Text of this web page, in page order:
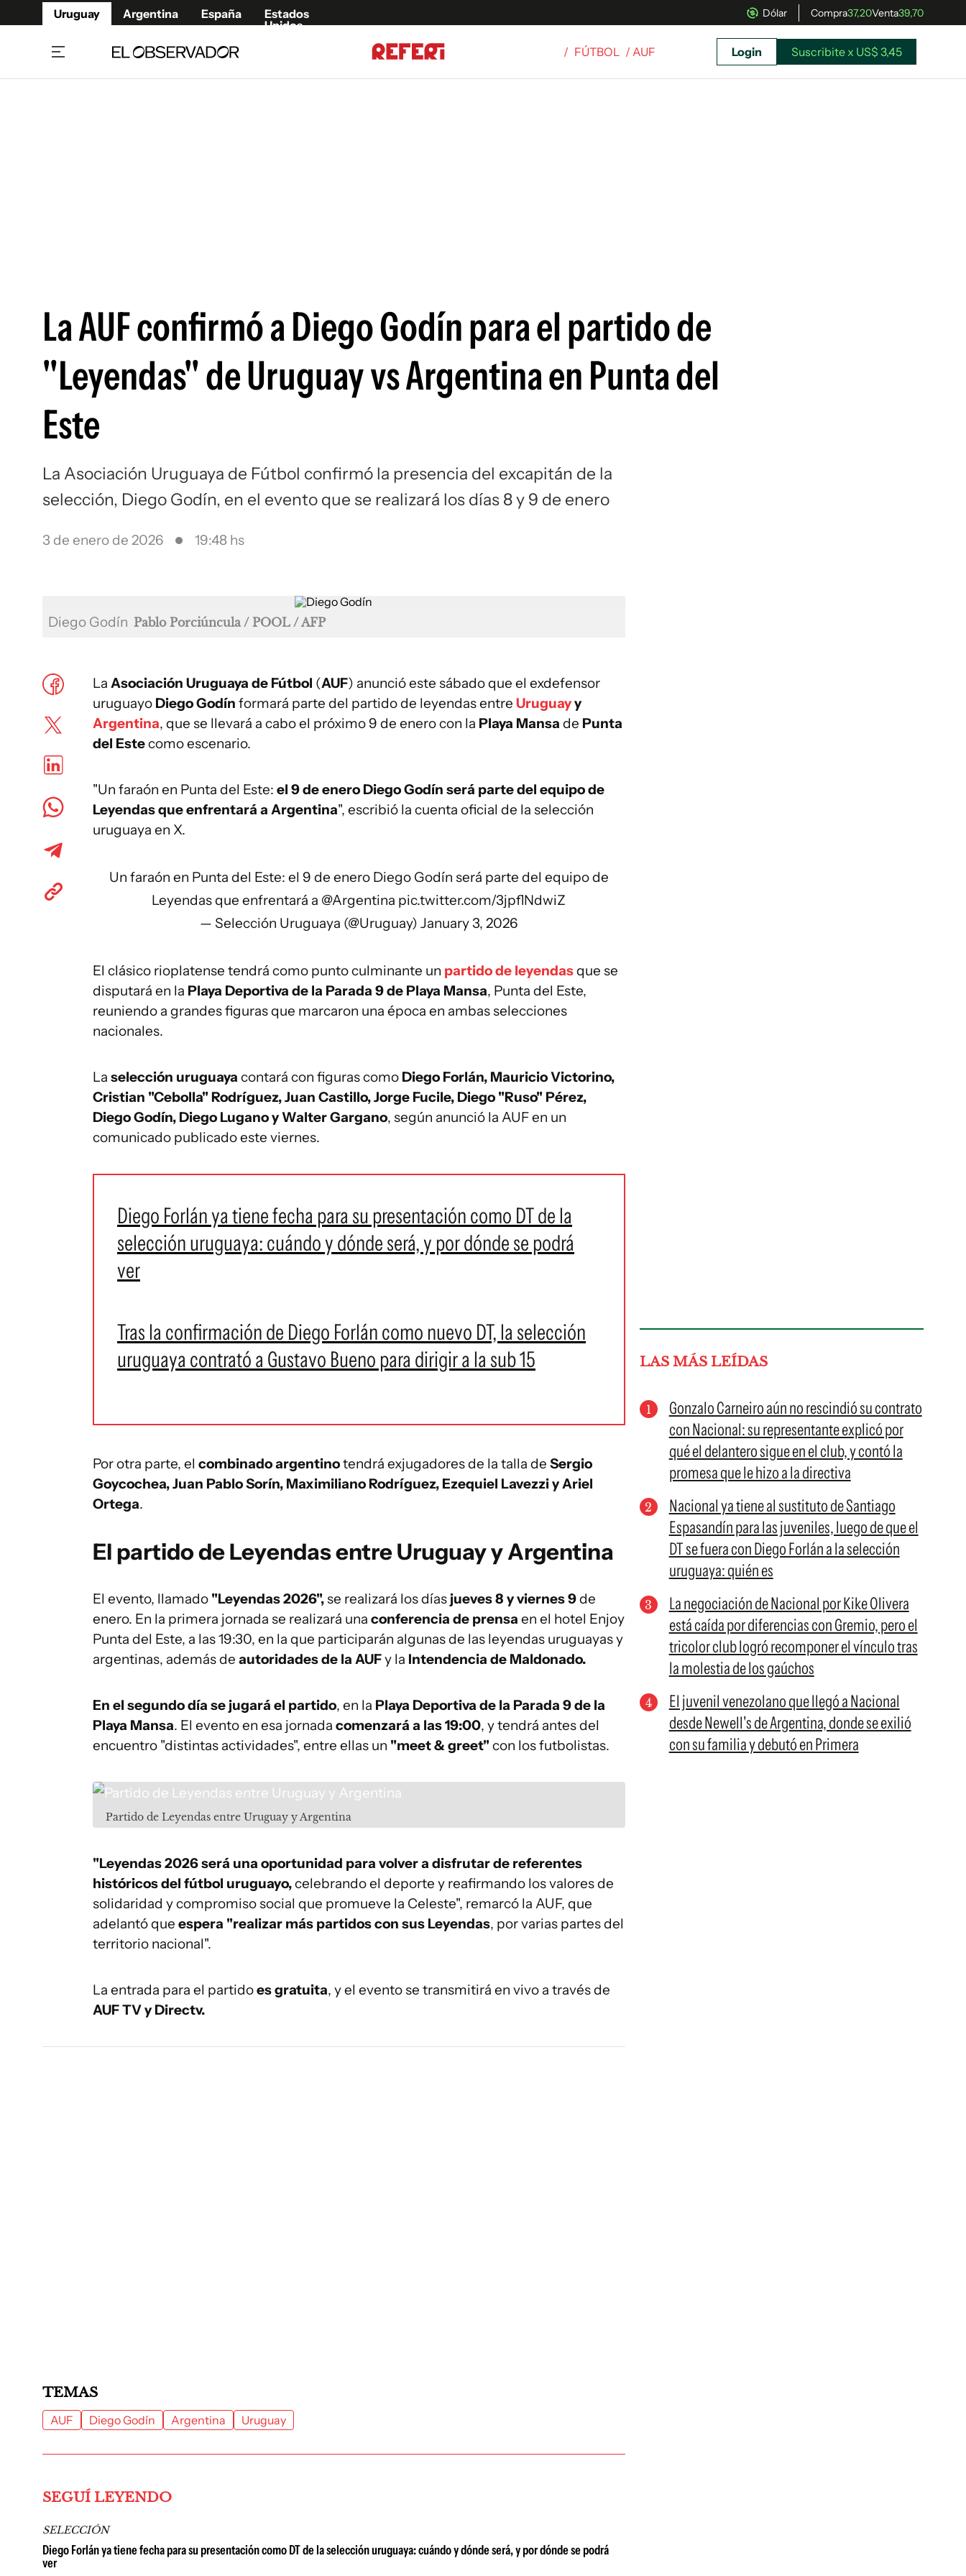
Uruguay Argentina España
Estados
Unidos
Dólar Compra37,20Venta39,70
Siguenos en:
/ FÚTBOL / AUF Login Suscribite x US$ 3,45
La AUF confirmó a Diego Godín para el partido de
"Leyendas" de Uruguay vs Argentina en Punta del
Este
La Asociación Uruguaya de Fútbol confirmó la presencia del excapitán de la
selección, Diego Godín, en el evento que se realizará los días 8 y 9 de enero
3 de enero de 2026 19:48 hs
Diego Godín Pablo Porciúncula / POOL / AFP
La Asociación Uruguaya de Fútbol (AUF) anunció este sábado que el exdefensor
uruguayo Diego Godín formará parte del partido de leyendas entre Uruguayy
Argentina, que se llevará a cabo el próximo 9 de enero con la Playa Mansa de Punta
del Estecomo escenario.
"Un faraón en Punta del Este: el 9 de enero Diego Godín será parte del equipo de
Leyendas que enfrentará a Argentina", escribió la cuenta oficial de la selección
uruguaya en X.
Un faraón en Punta del Este: el 9 de enero Diego Godín será parte del equipo de
Leyendas que enfrentará a @Argentina pic.twitter.com/3jpflNdwiZ
— Selección Uruguaya (@Uruguay)January 3, 2026
El clásico rioplatense tendrá como punto culminante un partido de leyendasque se
disputará en la Playa Deportiva de la Parada 9 de Playa Mansa, Punta del Este,
reuniendo a grandes figuras que marcaron una época en ambas selecciones
nacionales.
La selección uruguaya contará con figuras como Diego Forlán, Mauricio Victorino,
Cristian "Cebolla" Rodríguez, Juan Castillo, Jorge Fucile, Diego "Ruso" Pérez,
Diego Godín, Diego Lugano y Walter Gargano, según anunció la AUF en un
comunicado publicado este viernes.
Diego Forlán ya tiene fecha para su presentación como DT de la
selección uruguaya: cuándo y dónde será, y por dónde se podrá
ver
Tras la confirmación de Diego Forlán como nuevo DT, la selección
uruguaya contrató a Gustavo Bueno para dirigir a la sub 15
Por otra parte, el combinado argentinotendrá exjugadores de la talla de Sergio
Goycochea, Juan Pablo Sorín, Maximiliano Rodríguez, Ezequiel Lavezzi y Ariel
Ortega.
El partido de Leyendas entre Uruguay y Argentina
El evento, llamado "Leyendas 2026",se realizará los días jueves 8 y viernes 9de
enero. En la primera jornada se realizará una conferencia de prensa en el hotel Enjoy
Punta del Este, a las 19:30, en la que participarán algunas de las leyendas uruguayas y
argentinas, además de autoridades de la AUFy la Intendencia de Maldonado.
En el segundo día se jugará el partido, en la Playa Deportiva de la Parada 9 de la
Playa Mansa. El evento en esa jornada comenzará a las 19:00, y tendrá antes del
encuentro "distintas actividades", entre ellas un "meet & greet"con los futbolistas.
Partido de Leyendas entre Uruguay y Argentina
"Leyendas 2026 será una oportunidad para volver a disfrutar de referentes
históricos del fútbol uruguayo,celebrando el deporte y reafirmando los valores de
solidaridad y compromiso social que promueve la Celeste", remarcó la AUF, que
adelantó que espera "realizar más partidos con sus Leyendas, por varias partes del
territorio nacional".
La entrada para el partidoes gratuita, y el evento se transmitirá en vivo a través de
AUF TV y Directv.
LAS MÁS LEÍDAS
Gonzalo Carneiro aún no rescindió su contrato
con Nacional: su representante explicó por
qué el delantero sigue en el club, y contó la
promesa que le hizo a la directiva
Nacional ya tiene al sustituto de Santiago
Espasandín para las juveniles, luego de que el
DT se fuera con Diego Forlán a la selección
uruguaya: quién es
La negociación de Nacional por Kike Olivera
está caída por diferencias con Gremio, pero el
tricolor club logró recomponer el vínculo tras
la molestia de los gaúchos
El juvenil venezolano que llegó a Nacional
desde Newell's de Argentina, donde se exilió
con su familia y debutó en Primera
TEMAS
AUF Diego Godín Argentina Uruguay
SEGUÍ LEYENDO
SELECCIÓN
Diego Forlán ya tiene fecha para su presentación como DT de la selección uruguaya: cuándo y dónde será, y por dónde se podrá
ver